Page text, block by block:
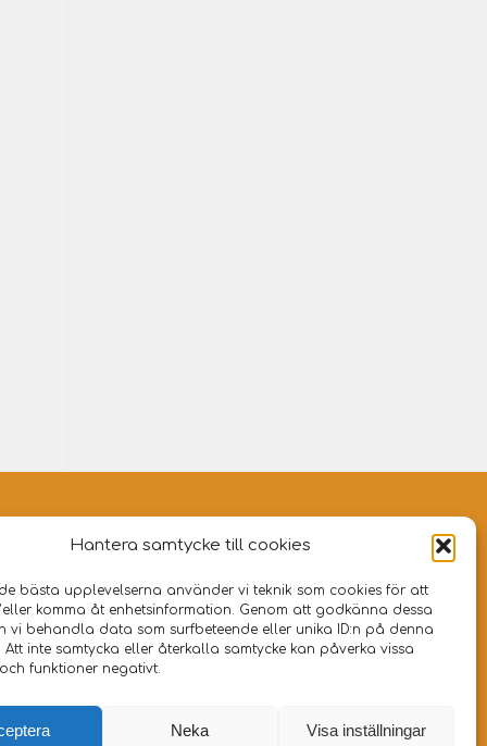
Hantera samtycke till cookies
bästa upplevelserna använder vi teknik som cookies för att
komma åt enhetsinformation. Genom att godkänna dessa
vi behandla data som surfbeteende eller unika ID:n på denna
inte samtycka eller återkalla samtycke kan påverka vissa
funktioner negativt.
Neka Visa inställningar
501|454 92 Brastad